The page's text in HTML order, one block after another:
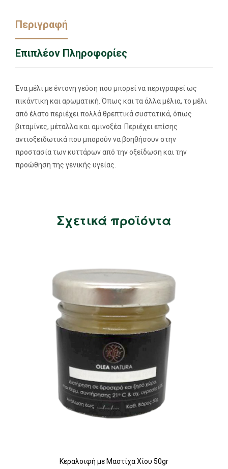
Περιγραφή
Επιπλέον Πληροφορίες
Ένα μέλι με έντονη γεύση που μπορεί να περιγραφεί ως
πικάντικη και αρωματική. Όπως και τα άλλα μέλια, το μέλι
από έλατο περιέχει πολλά θρεπτικά συστατικά, όπως
βιταμίνες, μέταλλα και αμινοξέα. Περιέχει επίσης
αντιοξειδωτικά που μπορούν να βοηθήσουν στην
προστασία των κυττάρων από την οξείδωση και την
προώθηση της γενικής υγείας.
Σχετικά προϊόντα
Κεραλοιφή με Μαστίχα Χίου 50gr